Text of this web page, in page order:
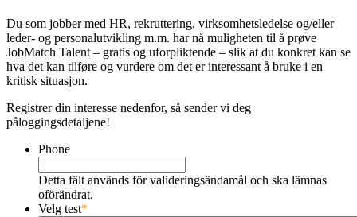
Du som jobber med HR, rekruttering, virksomhetsledelse og/eller
leder- og personalutvikling m.m. har nå muligheten til å prøve
JobMatch Talent – ​​gratis og uforpliktende – slik at du konkret kan se
hva det kan tilføre og vurdere om det er interessant å bruke i en
kritisk situasjon.
Registrer din interesse nedenfor, så sender vi deg
påloggingsdetaljene!
Phone
Detta fält används för valideringsändamål och ska lämnas
oförändrat.
Velg test*